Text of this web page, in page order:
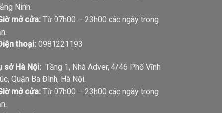
Ninh.
mở cửa:Từ 07h00 – 23h00 các ngày trong
thoại:0981221193
sở Hà Nội:Tầng 1, Nhà Adver, 4/46 Phố Vĩnh
Quận Ba Đình, Hà Nội.
mở cửa:Từ 07h00 – 23h00 các ngày trong